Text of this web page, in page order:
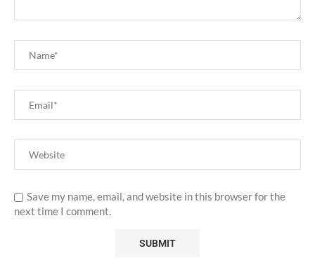
Save my name, email, and website in this browser for the
next time I comment.